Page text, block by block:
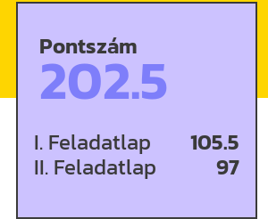
Pontszám
202.5
I. Feladatlap
105.5
II. Feladatlap
97